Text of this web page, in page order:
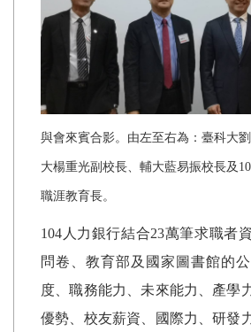
與會來賓合影。由左至右為：臺科大
大楊重光副校長、輔大藍易振校長及
職涯教育長。
104 人力銀行結合23萬筆求職者
問卷、教育部及國家圖書館的
度、職務能力、未來能力、產學
優勢、校友薪資、國際力、研發